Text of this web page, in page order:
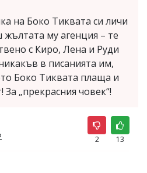
на Боко Тиквата си личи
му агенция – те
с Киро, Лена и Руди
в писанията им,
Боко Тиквата плаща и
„прекрасния човек“!
2 13